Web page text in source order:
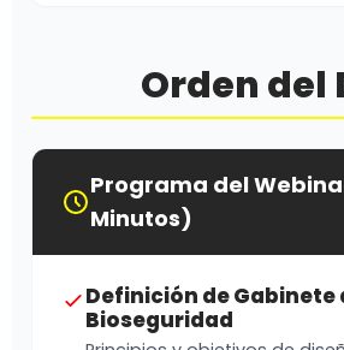
Orden del
Programa del
Minutos)
Definición de Gabinete
Bioseguridad